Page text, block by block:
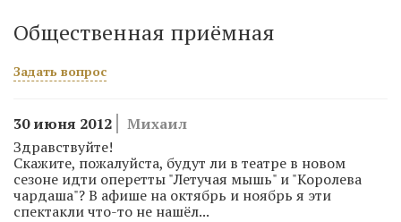
Общественная приёмная
Задать вопрос
30 июня 2012
Михаил
Здравствуйте!
Скажите, пожалуйста, будут ли в театре в новом
сезоне идти оперетты "Летучая мышь" и "Королева
чардаша"? В афише на октябрь и ноябрь я эти
спектакли что-то не нашёл...